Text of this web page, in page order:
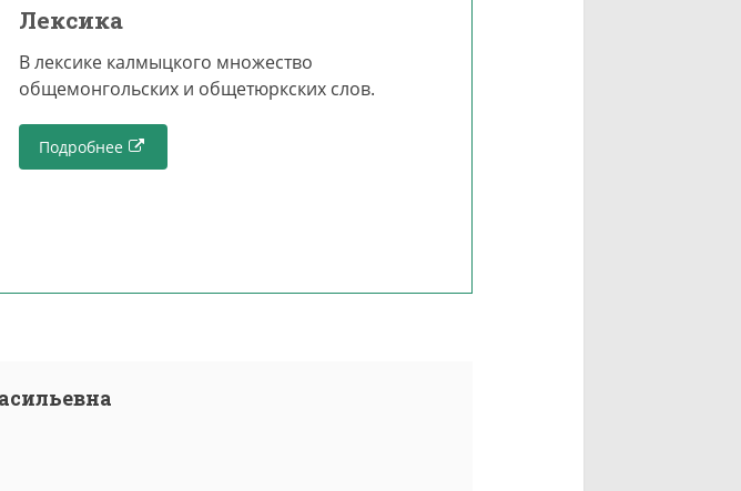
Лексика
В лексике калмыцкого множество
общемонгольских и общетюркских слов.
Подробнее